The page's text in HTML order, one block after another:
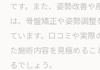
です。また、姿勢改善
は、骨盤矯正や姿勢調
ています。口コミや実
た施術内容を見極める
るでしょう。